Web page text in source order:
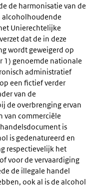
de harmonisatie van de
alcoholhoudende
Unierechtelijke
dat de in deze
wordt geweigerd op
1) genoemde nationale
administratief
een fictief verder
van de
de overbrenging ervan
van commerciële
is
is gedenatureerd en
respectievelijk het
voor de vervaardiging
de illegale handel
ook al is de alcohol